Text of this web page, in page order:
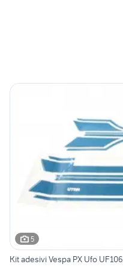
5
Kit adesivi Vespa PX Ufo UF106